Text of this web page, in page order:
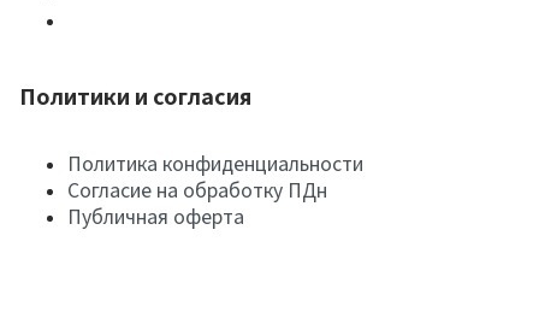
Политики и согласия
Политика конфиденциальности
Согласие на обработку ПДн
Публичная оферта